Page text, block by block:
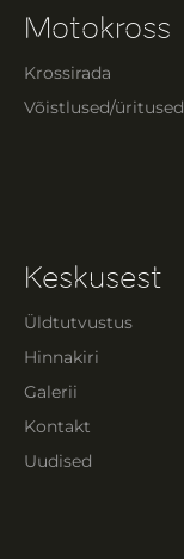
Motokross
Krossirada
Võistlused/üritused
Keskusest
Üldtutvustus
Hinnakiri
Galerii
Kontakt
Uudised